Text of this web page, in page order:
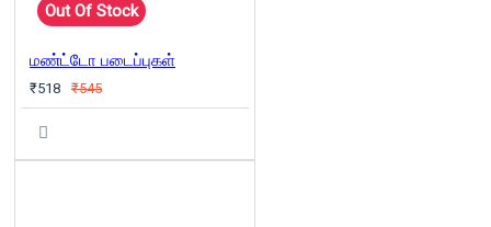
Out Of Stock
மண்ட்டோ படைப்புகள்
₹518 ₹545